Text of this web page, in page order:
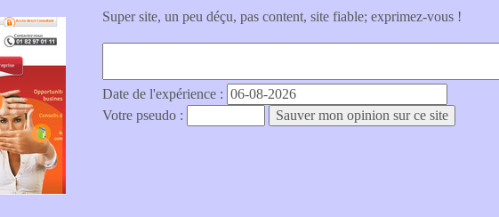
Super site, un peu déçu, pas content, site fiable; exprimez-vous !
Date de l'expérience :
Votre pseudo :